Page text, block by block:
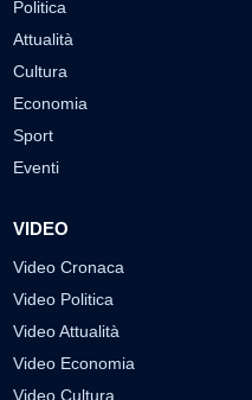
Politica
Attualità
Cultura
Economia
Sport
Eventi
VIDEO
Video Cronaca
Video Politica
Video Attualità
Video Economia
Video Cultura